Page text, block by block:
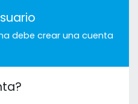
debe crear una cuenta